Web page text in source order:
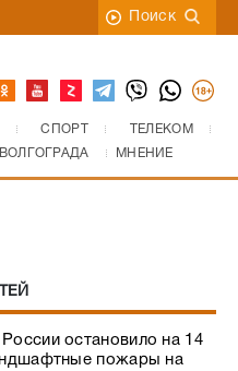
Поиск
СПОРТ
ТЕЛЕКОМ
МНЕНИЕ
остановило на 14
пожары на